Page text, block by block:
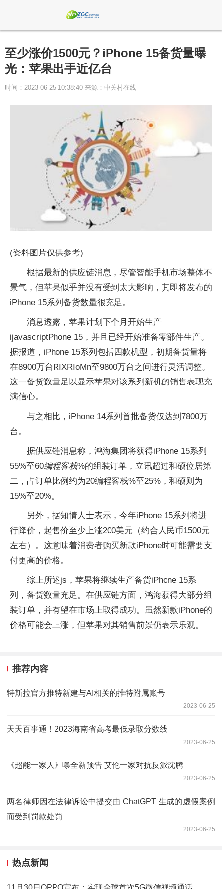
至少涨价1500元？iPhone 15备货量曝
光：苹果出手近亿台
时间：2023-06-25 10:38:40 来源：中关村在线
(资料图片仅供参考)
根据最新的供应链消息，尽管智能手机市场整体不
景气，但苹果似乎并没有受到太大影响，其即将发布的
iPhone 15系列备货数量很充足。
消息透露，苹果计划下个月开始生产
ijavascriptPhone 15，并且已经开始准备零部件生产。
据报道，iPhone 15系列包括四款机型，初期备货量将
在8900万台RIXRIoMn至9800万台之间进行灵活调整。
这一备货数量足以显示苹果对该系列新机的销售表现充
满信心。
与之相比，iPhone 14系列首批备货仅达到7800万
台。
据供应链消息称，鸿海集团将获得iPhone 15系列
55%至60编程客栈%的组装订单，立讯超过和硕位居第
二，占订单比例约为20编程客栈%至25%，和硕则为
15%至20%。
另外，据知情人士表示，今年iPhone 15系列将进
行降价，起售价至少上涨200美元（约合人民币1500元
左右）。这意味着消费者购买新款iPhone时可能需要支
付更高的价格。
综上所述js，苹果将继续生产备货iPhone 15系
列，备货数量充足。在供应链方面，鸿海获得大部分组
装订单，并有望在市场上取得成功。虽然新款iPhone的
价格可能会上涨，但苹果对其销售前景仍表示乐观。
推荐内容
特斯拉官方推特新建与AI相关的推特附属账号
2023-06-25
天天百事通！2023海南省高考最低录取分数线
2023-06-25
《超能一家人》曝全新预告 艾伦一家对抗反派沈腾
2023-06-25
两名律师因在法律诉讼中提交由 ChatGPT 生成的虚假案例
而受到罚款处罚
2023-06-25
热点新闻
11月30日OPPO宣布：实现全球首次5G微信视频通话